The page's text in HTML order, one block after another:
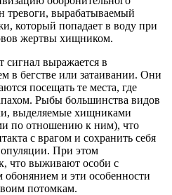
тревоги, вырабатываемый
который попадает в воду при
жертвы хищником.
сигнал выражается в
в бегстве или затаивании. Они
посещать те места, где
Рыбы большинства видов
выделяемые хищниками
по отношению к ним), что
с врагом и сохранить себя
При этом
что выживают особи с
обонянием и эти особенности
потомкам.